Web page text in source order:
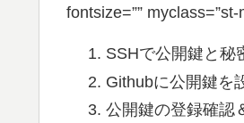
fontsize=””
SSHで公開鍵と秘
Githubに公開鍵を
公開鍵の登録確認